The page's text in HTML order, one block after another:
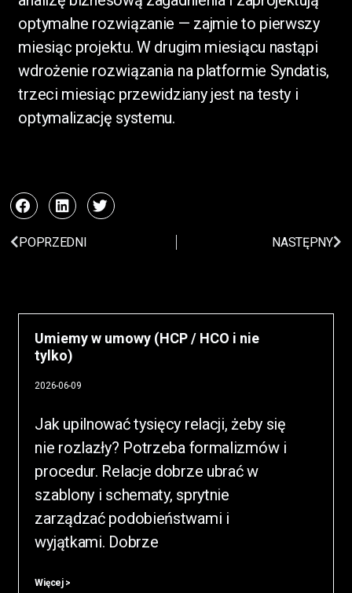
optymalne rozwiązanie — zajmie to pierwszy
miesiąc projektu. W drugim miesiącu nastąpi
wdrożenie rozwiązania na platformie Syndatis,
trzeci miesiąc przewidziany jest na testy i
optymalizację systemu.
POPRZEDNI NASTĘPNY
Umiemy w umowy (HCP / HCO i nie
tylko)
2026-06-09
Jak upilnować tysięcy relacji, żeby się
nie rozlazły? Potrzeba formalizmów i
procedur. Relacje dobrze ubrać w
szablony i schematy, sprytnie
zarządzać podobieństwami i
wyjątkami. Dobrze
Więcej >